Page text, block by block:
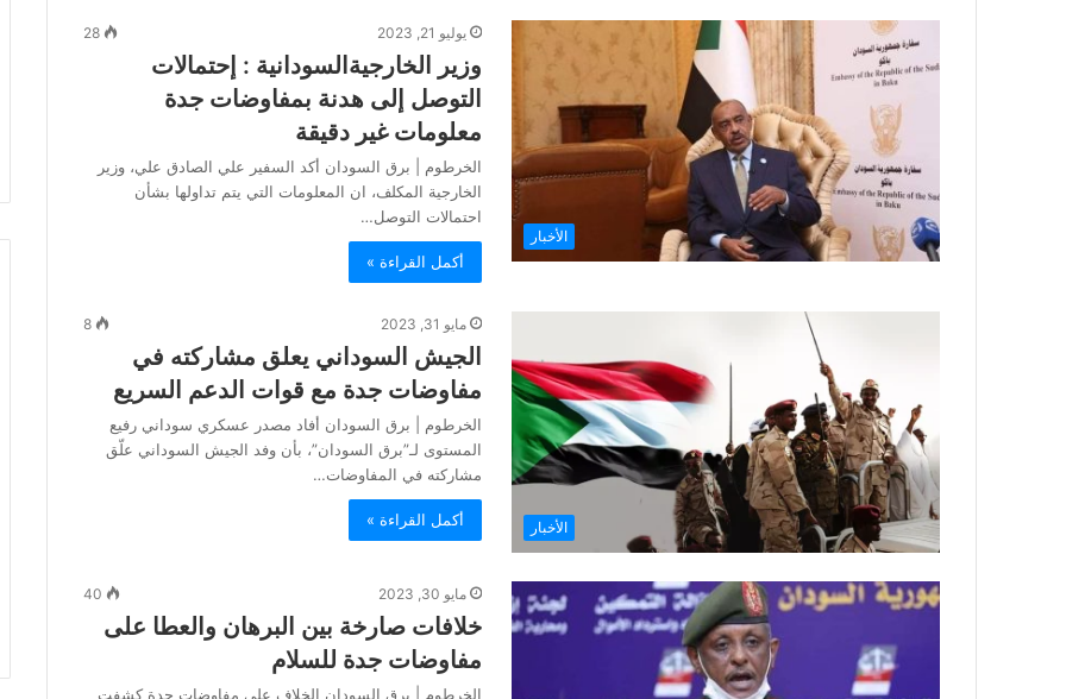
الأخبار
يوليو 21, 2023 28
وزير الخارجيةالسودانية : إحتمالات
التوصل إلى هدنة بمفاوضات جدة
معلومات غير دقيقة
الخرطوم | برق السودان أكد السفير علي الصادق علي، وزير
الخارجية المكلف، ان المعلومات التي يتم تداولها بشأن
احتمالات التوصل…
أكمل القراءة »
الأخبار
مايو 31, 2023 8
الجيش السوداني يعلق مشاركته في
مفاوضات جدة مع قوات الدعم السريع
الخرطوم | برق السودان أفاد مصدر عسكري سوداني رفيع
المستوى لـ”برق السودان”، بأن وفد الجيش السوداني علّق
مشاركته في المفاوضات…
أكمل القراءة »
مايو 30, 2023 40
خلافات صارخة بين البرهان والعطا على
مفاوضات جدة للسلام
الخرطوم | برق السودان الخلاف على مفاوضات جدة كشفت